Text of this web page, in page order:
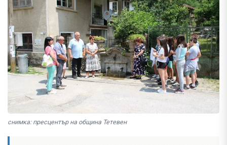
снимка: пресцентър на община Тетевен